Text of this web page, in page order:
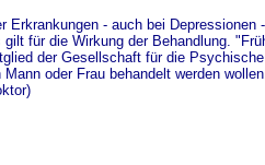
- auch bei
für die Wirkung der Behandlung.
der Gesellschaft für die
oder Frau behandelt werden